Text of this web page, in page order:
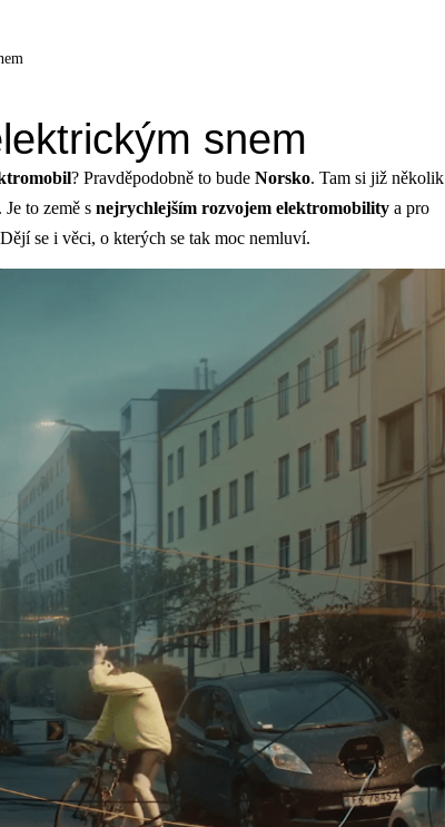
snem
? Pravděpodobně to bude Norsko. Tam si již několik
to země s nejrychlejším rozvojem elektromobility a pro
se i věci, o kterých se tak moc nemluví.